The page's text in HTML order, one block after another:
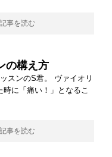
記事を読む
の構え方
スンのS君。 ヴァイオリ
時に「痛い！」となるこ
記事を読む